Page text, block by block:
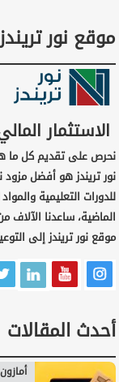
موقع نور
الاستثمار
نحرص على تقديم كل ما
نور تريندز هو أفضل
للدورات التعليمية
الماضية، ساعدنا
موقع نور تريندز إلى
أحدث المقالات